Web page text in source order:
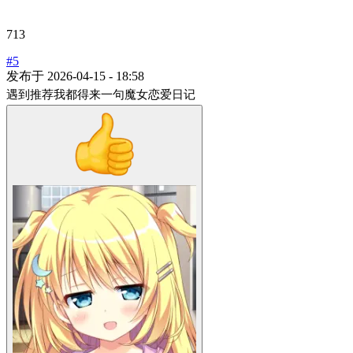
713
#5
发布于 2026-04-15 - 18:58
遇到推荐我都得来一句魔女恋爱日记